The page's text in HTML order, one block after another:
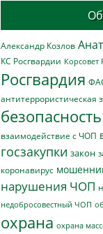
Александр Козлов
КС Росгвардии Корсовет
Росгвардия
безопасность
взаимодействие с ЧОП
госзакупки закон
коронавирус
нарушения ЧОП
недобросовестный ЧОП
охрана охрана